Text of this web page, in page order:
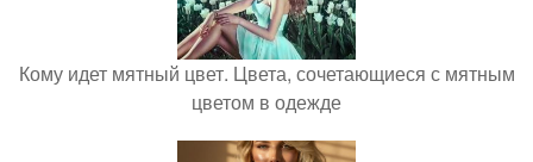
Кому идет мятный цвет. Цвета, сочетающиеся с мятным
цветом в одежде